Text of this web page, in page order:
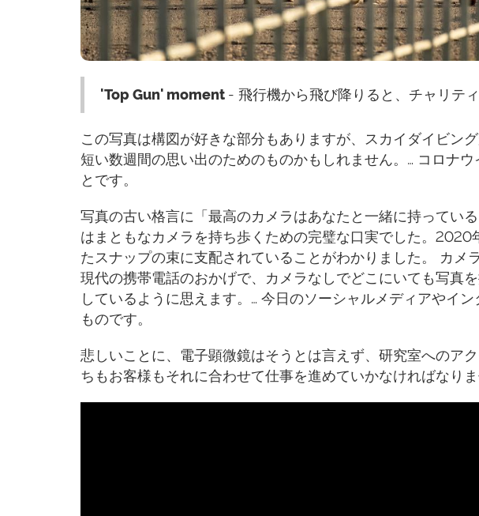
'Top Gun' moment - 飛行機から飛び降りると、チャリテ
この写真は構図が好きな部分もありますが、スカイダイビン
短い数週間の思い出のためのものかもしれません。… コロナ
とです。
写真の古い格言に「最高のカメラはあなたと一緒に持ってい
はまともなカメラを持ち歩くための完璧な口実でした。2020
たスナップの束に支配されていることがわかりました。 カメ
現代の携帯電話のおかげで、カメラなしでどこにいても写真
しているように思えます。… 今日のソーシャルメディアやイ
ものです。
悲しいことに、電子顕微鏡はそうとは言えず、研究室へのア
ちもお客様もそれに合わせて仕事を進めていかなければなりま